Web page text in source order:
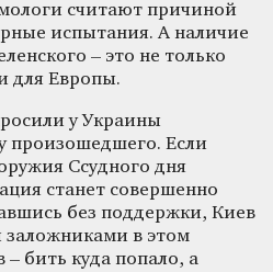
считают причиной
испытания. А наличие
– это не только
для Европы.
у Украины
произошедшего. Если
Ссудного дня
станет совершенно
без поддержки, Киев
заложниками в этом
бить куда попало, а